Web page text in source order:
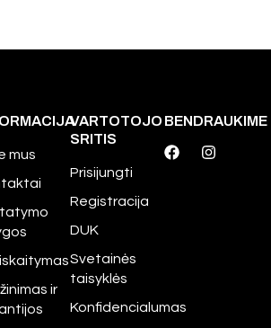
mus
ir
VARTOTOJO
SRITIS
Prisijungti
Registracija
DUK
Svetainės
taisyklės
Konfidencialumas
BENDRAUKIME